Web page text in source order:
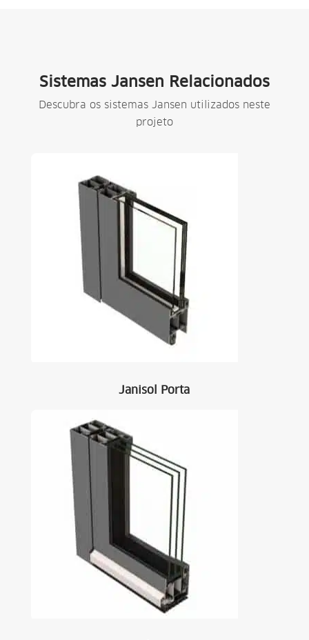
Sistemas Jansen Relacionados
Descubra os sistemas Jansen utilizados neste
projeto
Janisol Porta